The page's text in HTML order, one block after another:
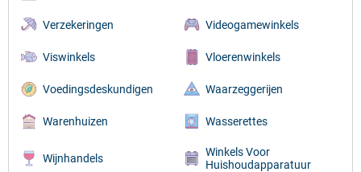
Verzekeringen Videogamewinkels
Viswinkels Vloerenwinkels
Voedingsdeskundigen Waarzeggerijen
Warenhuizen Wasserettes
Wijnhandels
Winkels Voor
Huishoudapparatuur